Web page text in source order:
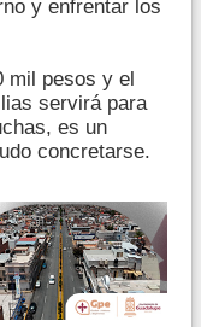
y enfrentar los
mil pesos y el
servirá para
es un
concretarse.